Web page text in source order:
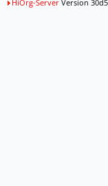
HiOrg-ServerVersion